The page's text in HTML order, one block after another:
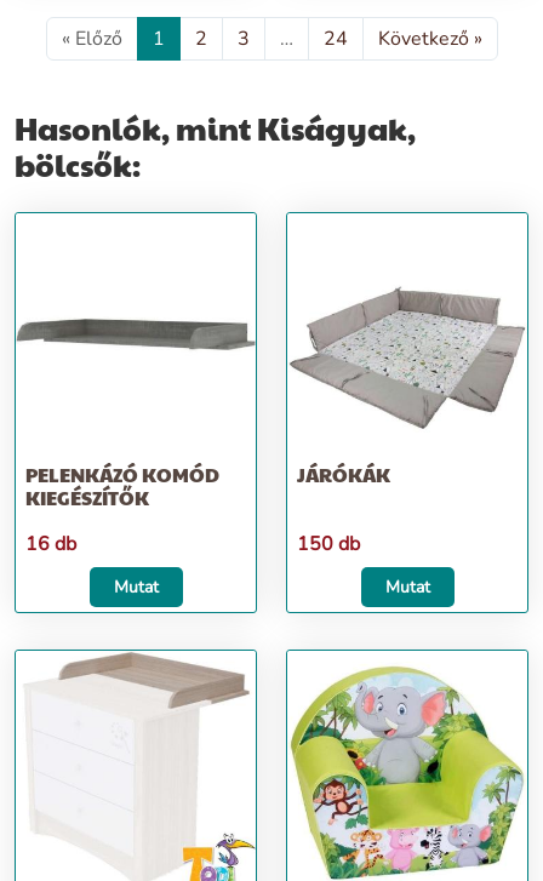
« Előző 1 2 3 … 24 Következő »
Hasonlók, mint Kiságyak,
bölcsők:
PELENKÁZÓ KOMÓD
KIEGÉSZÍTŐK
16 db
Mutat
JÁRÓKÁK
150 db
Mutat